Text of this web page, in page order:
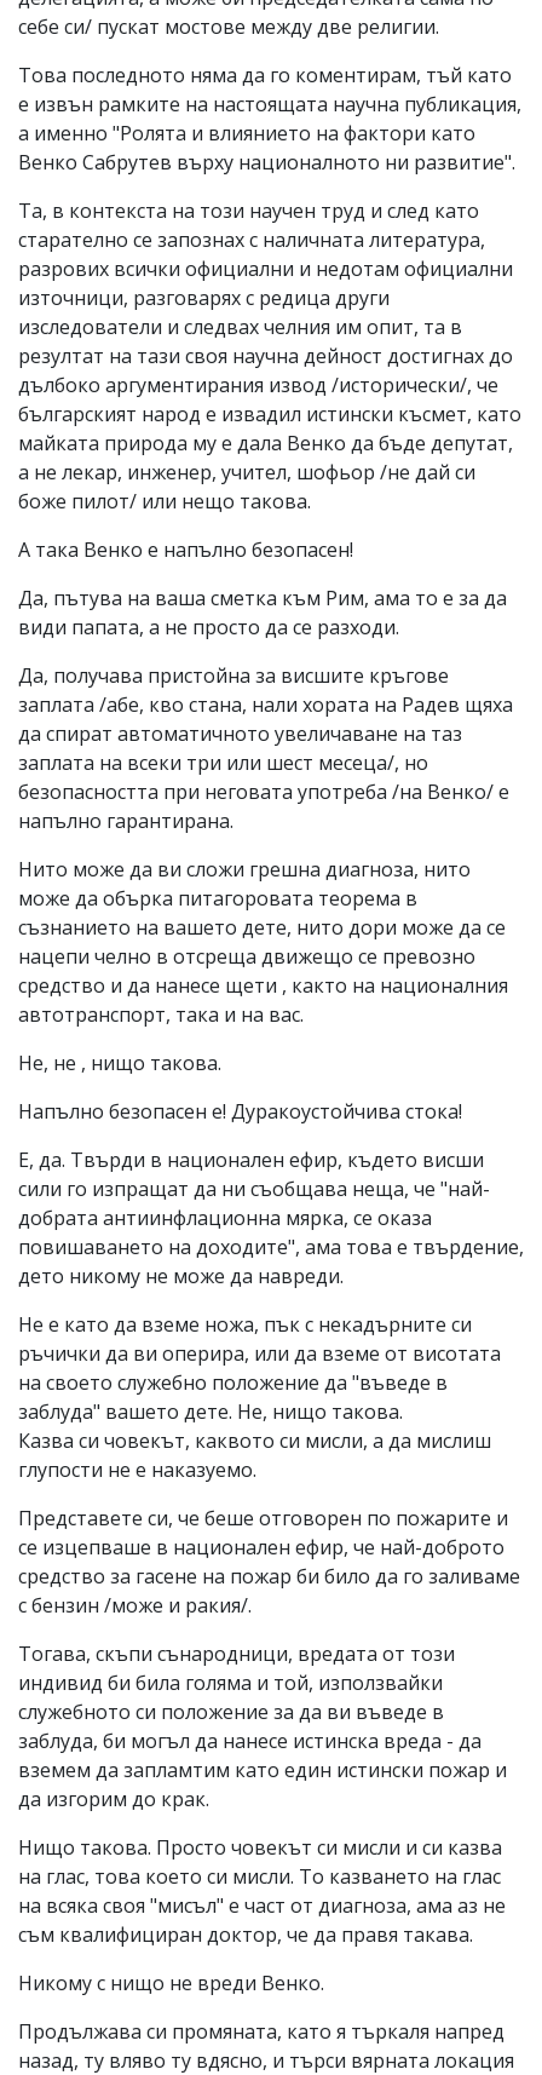
себе си/ пускат мостове между две религии.
Това последното няма да го коментирам, тъй като
е извън рамките на настоящата научна публикация,
а именно "Ролята и влиянието на фактори като
Венко Сабрутев върху националното ни развитие".
Та, в контекста на този научен труд и след като
старателно се запознах с наличната литература,
разрових всички официални и недотам официални
източници, разговарях с редица други
изследователи и следвах челния им опит, та в
резултат на тази своя научна дейност достигнах до
дълбоко аргументирания извод /исторически/, че
българският народ е извадил истински късмет, като
майката природа му е дала Венко да бъде депутат,
а не лекар, инженер, учител, шофьор /не дай си
боже пилот/ или нещо такова.
А така Венко е напълно безопасен!
Да, пътува на ваша сметка към Рим, ама то е за да
види папата, а не просто да се разходи.
Да, получава пристойна за висшите кръгове
заплата /абе, кво стана, нали хората на Радев щяха
да спират автоматичното увеличаване на таз
заплата на всеки три или шест месеца/, но
безопасността при неговата употреба /на Венко/ е
напълно гарантирана.
Нито може да ви сложи грешна диагноза, нито
може да обърка питагоровата теорема в
съзнанието на вашето дете, нито дори може да се
нацепи челно в отсреща движещо се превозно
средство и да нанесе щети , както на националния
автотранспорт, така и на вас.
Не, не , нищо такова.
Напълно безопасен е! Дуракоустойчива стока!
Е, да. Твърди в национален ефир, където висши
сили го изпращат да ни съобщава неща, че "най-
добрата антиинфлационна мярка, се оказа
повишаването на доходите", ама това е твърдение,
дето никому не може да навреди.
Не е като да вземе ножа, пък с некадърните си
ръчички да ви оперира, или да вземе от висотата
на своето служебно положение да "въведе в
заблуда" вашето дете. Не, нищо такова.
Казва си човекът, каквото си мисли, а да мислиш
глупости не е наказуемо.
Представете си, че беше отговорен по пожарите и
се изцепваше в национален ефир, че най-доброто
средство за гасене на пожар би било да го заливаме
с бензин /може и ракия/.
Тогава, скъпи сънародници, вредата от този
индивид би била голяма и той, използвайки
служебното си положение за да ви въведе в
заблуда, би могъл да нанесе истинска вреда - да
вземем да запламтим като един истински пожар и
да изгорим до крак.
Нищо такова. Просто човекът си мисли и си казва
на глас, това което си мисли. То казването на глас
на всяка своя "мисъл" е част от диагноза, ама аз не
съм квалифициран доктор, че да правя такава.
Никому с нищо не вреди Венко.
Продължава си промяната, като я търкаля напред
назад, ту вляво ту вдясно, и търси вярната локация